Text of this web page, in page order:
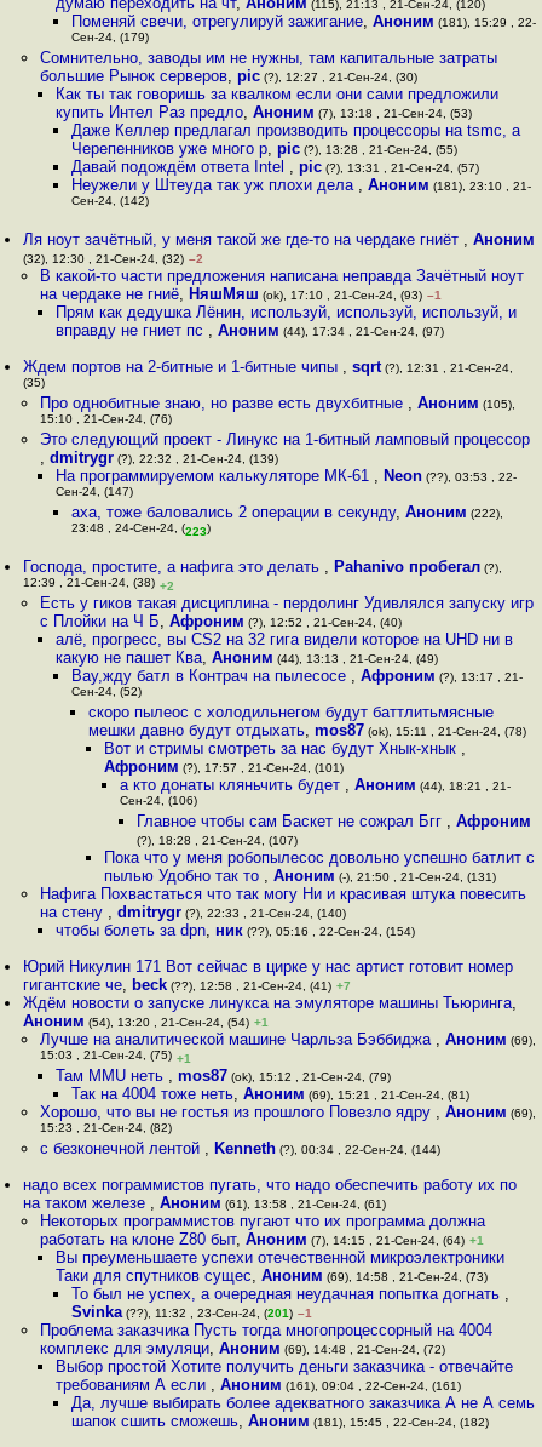
(115), 21:13 , 21-Сен-24, (120)
Поменяй свечи, отрегулируй зажигание,Аноним (181), 15:29 , 22-
Сен-24, (179)
Сомнительно, заводы им не нужны, там капитальные затраты
большие Рынок серверов, pic(?), 12:27 , 21-Сен-24, (30)
Как ты так говоришь за квалком если они сами предложили
купить Интел Раз предло, Аноним (7), 13:18 , 21-Сен-24, (53)
Даже Келлер предлагал производить процессоры на tsmc, а
Черепенников уже много р,pic (?), 13:28 , 21-Сен-24, (55)
Давай подождём ответа Intel ,pic (?), 13:31 , 21-Сен-24, (57)
Неужели у Штеуда так уж плохи дела ,Аноним (181), 23:10 , 21-
Сен-24, (142)
Ля ноут зачётный, у меня такой же где-то на чердаке гниёт ,Аноним
(32), 12:30 , 21-Сен-24, (32) –2
В какой-то части предложения написана неправда Зачётный ноут
на чердаке не гниё, НяшМяш (ok), 17:10 , 21-Сен-24, (93) –1
Прям как дедушка Лёнин, используй, используй, используй, и
вправду не гниет пс , Аноним (44), 17:34 , 21-Сен-24, (97)
Ждем портов на 2-битные и 1-битные чипы ,sqrt (?), 12:31 , 21-Сен-24,
(35)
Про однобитные знаю, но разве есть двухбитные , Аноним (105),
15:10 , 21-Сен-24, (76)
Это следующий проект - Линукс на 1-битный ламповый процессор
, dmitrygr(?), 22:32 , 21-Сен-24, (139)
На программируемом калькуляторе МК-61 , Neon(??), 03:53 , 22-
Сен-24, (147)
аха, тоже баловались 2 операции в секунду,Аноним (222),
23:48 , 24-Сен-24, (223)
Господа, простите, а нафига это делать , Pahanivo пробегал (?),
12:39 , 21-Сен-24, (38) +2
Есть у гиков такая дисциплина - пердолинг Удивлялся запуску игр
с Плойки на Ч Б, Афроним (?), 12:52 , 21-Сен-24, (40)
алё, прогресс, вы CS2 на 32 гига видели которое на UHD ни в
какую не пашет Ква, Аноним (44), 13:13 , 21-Сен-24, (49)
Вау,жду батл в Контрач на пылесосе ,Афроним (?), 13:17 , 21-
Сен-24, (52)
скоро пылеос с холодильнегом будут баттлитьмясные
мешки давно будут отдыхать, mos87(ok), 15:11 , 21-Сен-24, (78)
Вот и стримы смотреть за нас будут Хнык-хнык ,
Афроним (?), 17:57 , 21-Сен-24, (101)
а кто донаты кляньчить будет ,Аноним (44), 18:21 , 21-
Сен-24, (106)
Главное чтобы сам Баскет не сожрал Бгг , Афроним
(?), 18:28 , 21-Сен-24, (107)
Пока что у меня робопылесос довольно успешно батлит с
пылью Удобно так то , Аноним (-), 21:50 , 21-Сен-24, (131)
Нафига Похвастаться что так могу Ни и красивая штука повесить
на стену , dmitrygr(?), 22:33 , 21-Сен-24, (140)
чтобы болеть за dpn, ник(??), 05:16 , 22-Сен-24, (154)
Юрий Никулин 171 Вот сейчас в цирке у нас артист готовит номер
гигантские че, beck (??), 12:58 , 21-Сен-24, (41) +7
Ждём новости о запуске линукса на эмуляторе машины Тьюринга,
Аноним (54), 13:20 , 21-Сен-24, (54) +1
Лучше на аналитической машине Чарльза Бэббиджа , Аноним (69),
15:03 , 21-Сен-24, (75) +1
Там MMU неть , mos87(ok), 15:12 , 21-Сен-24, (79)
Так на 4004 тоже неть,Аноним (69), 15:21 , 21-Сен-24, (81)
Хорошо, что вы не гостья из прошлого Повезло ядру , Аноним (69),
15:23 , 21-Сен-24, (82)
c безконечной лентой , Kenneth(?), 00:34 , 22-Сен-24, (144)
надо всех пограммистов пугать, что надо обеспечить работу их по
на таком железе ,Аноним (61), 13:58 , 21-Сен-24, (61)
Некоторых программистов пугают что их программа должна
работать на клоне Z80 быт, Аноним (7), 14:15 , 21-Сен-24, (64) +1
Вы преуменьшаете успехи отечественной микроэлектроники
Таки для спутников сущес, Аноним (69), 14:58 , 21-Сен-24, (73)
То был не успех, а очередная неудачная попытка догнать ,
Svinka (??), 11:32 , 23-Сен-24, (201) –1
Проблема заказчика Пусть тогда многопроцессорный на 4004
комплекс для эмуляци, Аноним (69), 14:48 , 21-Сен-24, (72)
Выбор простой Хотите получить деньги заказчика - отвечайте
требованиям А если , Аноним (161), 09:04 , 22-Сен-24, (161)
Да, лучше выбирать более адекватного заказчика А не А семь
шапок сшить сможешь,Аноним (181), 15:45 , 22-Сен-24, (182)